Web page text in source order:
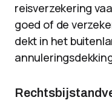
reisverzekering
goed of de
dekt in het